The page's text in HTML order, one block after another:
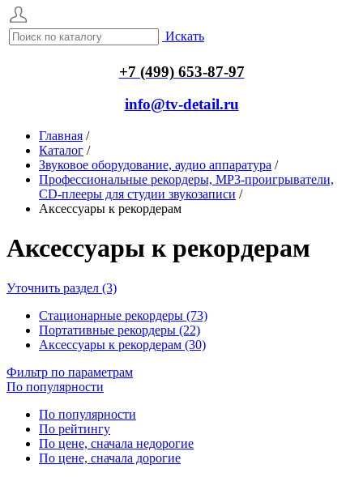
Искать
+7 (499) 653-87-97
info@tv-detail.ru
Главная /
Каталог /
Звуковое оборудование, аудио аппаратура /
Профессиональные рекордеры, MP3-проигрыватели,
CD-плееры для студии звукозаписи /
Аксессуары к рекордерам
Аксессуары к рекордерам
Уточнить раздел (3)
Стационарные рекордеры (73)
Портативные рекордеры (22)
Аксессуары к рекордерам (30)
Фильтр по параметрам
По популярности
По популярности
По рейтингу
По цене, сначала недорогие
По цене, сначала дорогие